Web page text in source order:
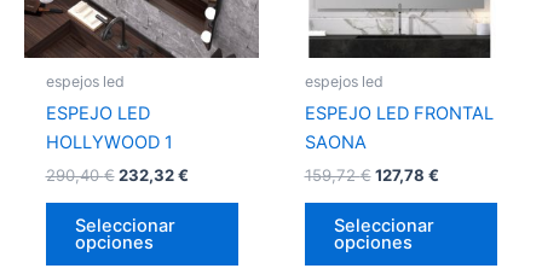
espejos led
ESPEJO LED
HOLLYWOOD 1
290,40€ 232,32€
Seleccionar
opciones
opciones
se
espejos led
ESPEJO LED FRONTAL
SAONA
159,72€ 127,78 €
Seleccionar
opciones